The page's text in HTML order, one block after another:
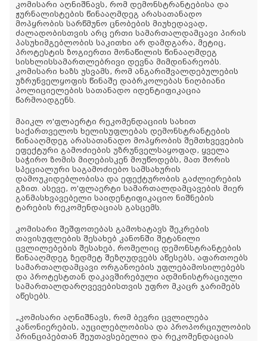
კომისარი აღნიშნავს, რომ დემონსტრანტებისა და
ჟურნალისტების წინააღმდეგ არასათანადო
მოპყრობის სარწმუნო ცნობების მიუხედავად,
ძალადობისთვის არც ერთი სამართალდამცავი პირის
პასუხიმგებლობის საკითხი არ დამდგარა, მეტიც,
პროტესტის ზოგიერთი მონაწილის წინააღმდეგ
სისხლისსამართლებრივი დევნა მიმდინარეობს.
კომისარი ხაზს უსვამს, რომ ანგარიშვალდებულების
უზრუნველყოფის წინაშე დაბრკოლებას ნიღბიანი
პოლიციელების სათანადო იდენტიფიკაცია
წარმოადგენს.
მაიკლ ო'ფლაერტი რეკომენდაციის სახით
საქართველოს ხელისუფლებას დემონსტრანტების
წინააღმდეგ არასათანადო მოპყრობის შემთხვევების
ეფექტური გამოძიების უზრუნველსაყოფად, ყველა
საჭირო ზომის მიღებისკენ მოუწოდებს, მათ შორის
სპეციალური საგამოძიებო სამსახურის
დამოუკიდებლობისა და ეფექტურობის გაძლიერების
გზით. ასევე, ო'ფლაერტი სამართალდამცავების მიერ
განმასხვავებელი საიდენტიფიკაციო ნიშნების
ტარების რეკომენდაციას გასცემს.
კომისარი შეშფოთებას გამოხატავს შეკრების
თავისუფლების შესახებ კანონში შეტანილი
ცვლილებების შესახებ, რომელიც დემონსტრანტების
წინააღმდეგ ზედმეტ შეზღუდვებს აწესებს, აფართოებს
სამართალდამცავი ორგანოების უფლებამოსილებებს
და პროტესტთან დაკავშირებული ადმინისტრაციული
სამართალდარღვევებისთვის უფრო მკაცრ ჯარიმებს
აწესებს.
„კომისარი აღნიშნავს, რომ ბევრი ცვლილება
კანონიერების, აუცილებლობისა და პროპორციულობის
პრინციპებთან შეუთავსებელია და რეკომენდაციას